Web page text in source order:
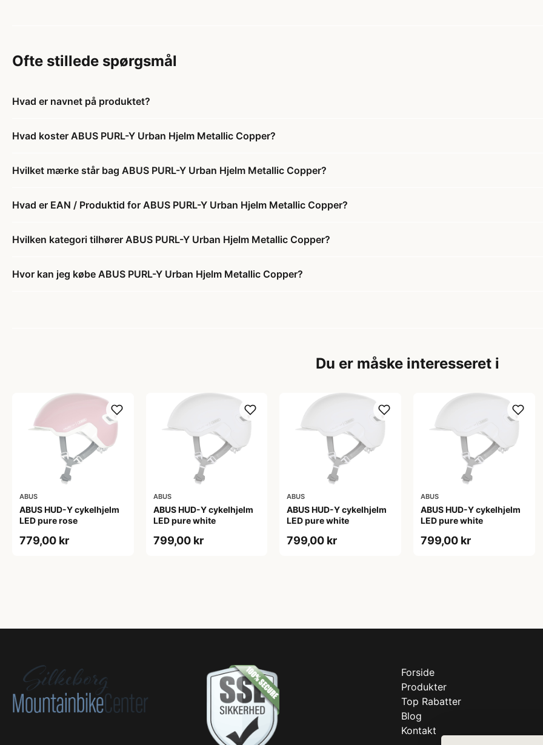
Ofte stillede spørgsmål
Hvad er navnet på produktet?
Hvad koster ABUS PURL-Y Urban Hjelm Metallic Copper?
Hvilket mærke står bag ABUS PURL-Y Urban Hjelm Metallic Copper?
Hvad er EAN / Produktid for ABUS PURL-Y Urban Hjelm Metallic Copper?
Hvilken kategori tilhører ABUS PURL-Y Urban Hjelm Metallic Copper?
Hvor kan jeg købe ABUS PURL-Y Urban Hjelm Metallic Copper?
Du er måske interesseret i
ABUS
ABUS HUD-Y cykelhjelm
LED pure rose
779,00 kr
ABUS
ABUS HUD-Y cykelhjelm
LED pure white
799,00 kr
ABUS
ABUS HUD-Y cykelhjelm
LED pure white
799,00 kr
ABUS
ABUS HUD-Y cykelhjelm
LED pure white
799,00 kr
Forside
Produkter
Top Rabatter
Blog
Kontakt